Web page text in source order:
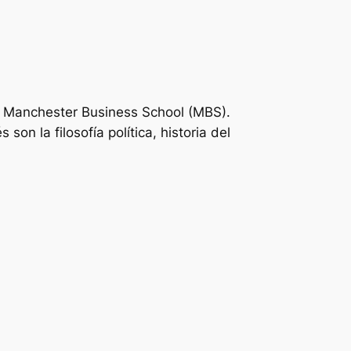
Business School (MBS).
son la filosofía política, historia del